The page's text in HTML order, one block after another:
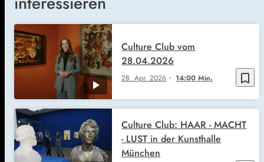
bookmark_border
28. Apr. 2026 14:00 Min.
Culture Club vom
28.04.2026
Culture Club: HAAR - MACHT
- LUST in der Kunsthalle
München